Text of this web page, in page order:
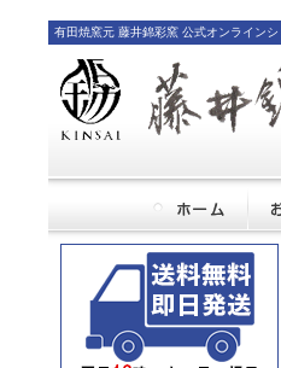
有田焼窯元 藤井錦彩窯 公式オンラインシ